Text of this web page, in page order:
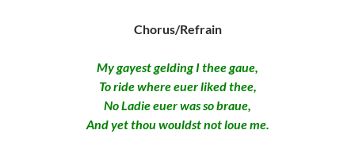
Chorus/Refrain
My gayest gelding I thee gaue,
To ride where euer liked thee,
No Ladie euer was so braue,
And yet thou wouldst not loue me.